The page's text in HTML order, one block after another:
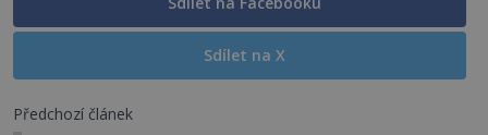
Sdílet na X
Předchozí článek